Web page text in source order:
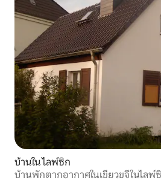
บ้านใน ไลพ์ซิก
บ้านพักตากอากาศในเขียวขจีในไลพ์